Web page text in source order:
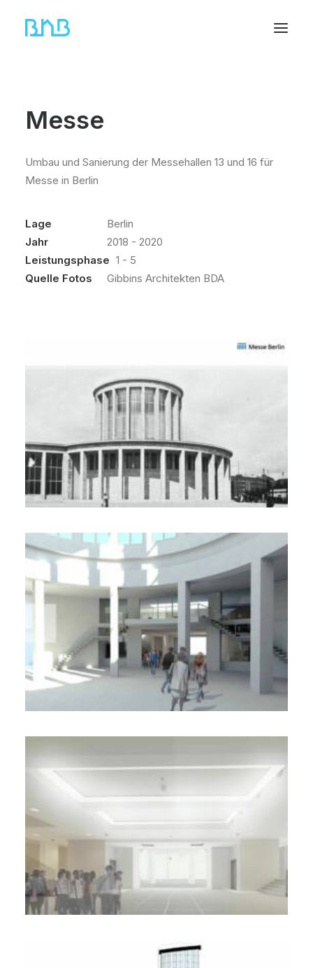
Messe
Umbau und Sanierung der Messehallen 13 und 16 für
Messe in Berlin
Lage
Berlin
Jahr
2018 - 2020
Leistungsphase 1 - 5
Quelle Fotos
Gibbins Architekten BDA